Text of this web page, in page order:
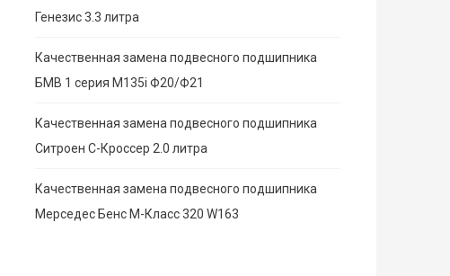
Генезис 3.3 литра
Качественная замена подвесного подшипника
БМВ 1 серия M135i Ф20/Ф21
Качественная замена подвесного подшипника
Ситроен С-Кроссер 2.0 литра
Качественная замена подвесного подшипника
Мерседес Бенс М-Класс 320 W163